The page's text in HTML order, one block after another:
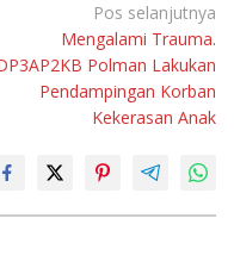
Pos selanjutnya
Mengalami Trauma.
Polman Lakukan
Pendampingan Korban
Kekerasan Anak